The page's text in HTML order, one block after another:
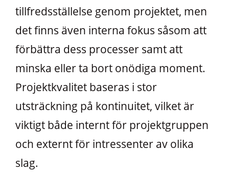
tillfredsställelse genom projektet, men
det finns även interna fokus såsom att
förbättra dess processer samt att
minska eller ta bort onödiga moment.
Projektkvalitet baseras i stor
utsträckning på kontinuitet, vilket är
viktigt både internt för projektgruppen
och externt för intressenter av olika
slag.